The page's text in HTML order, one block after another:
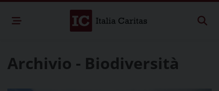
Archivio - Biodiversità